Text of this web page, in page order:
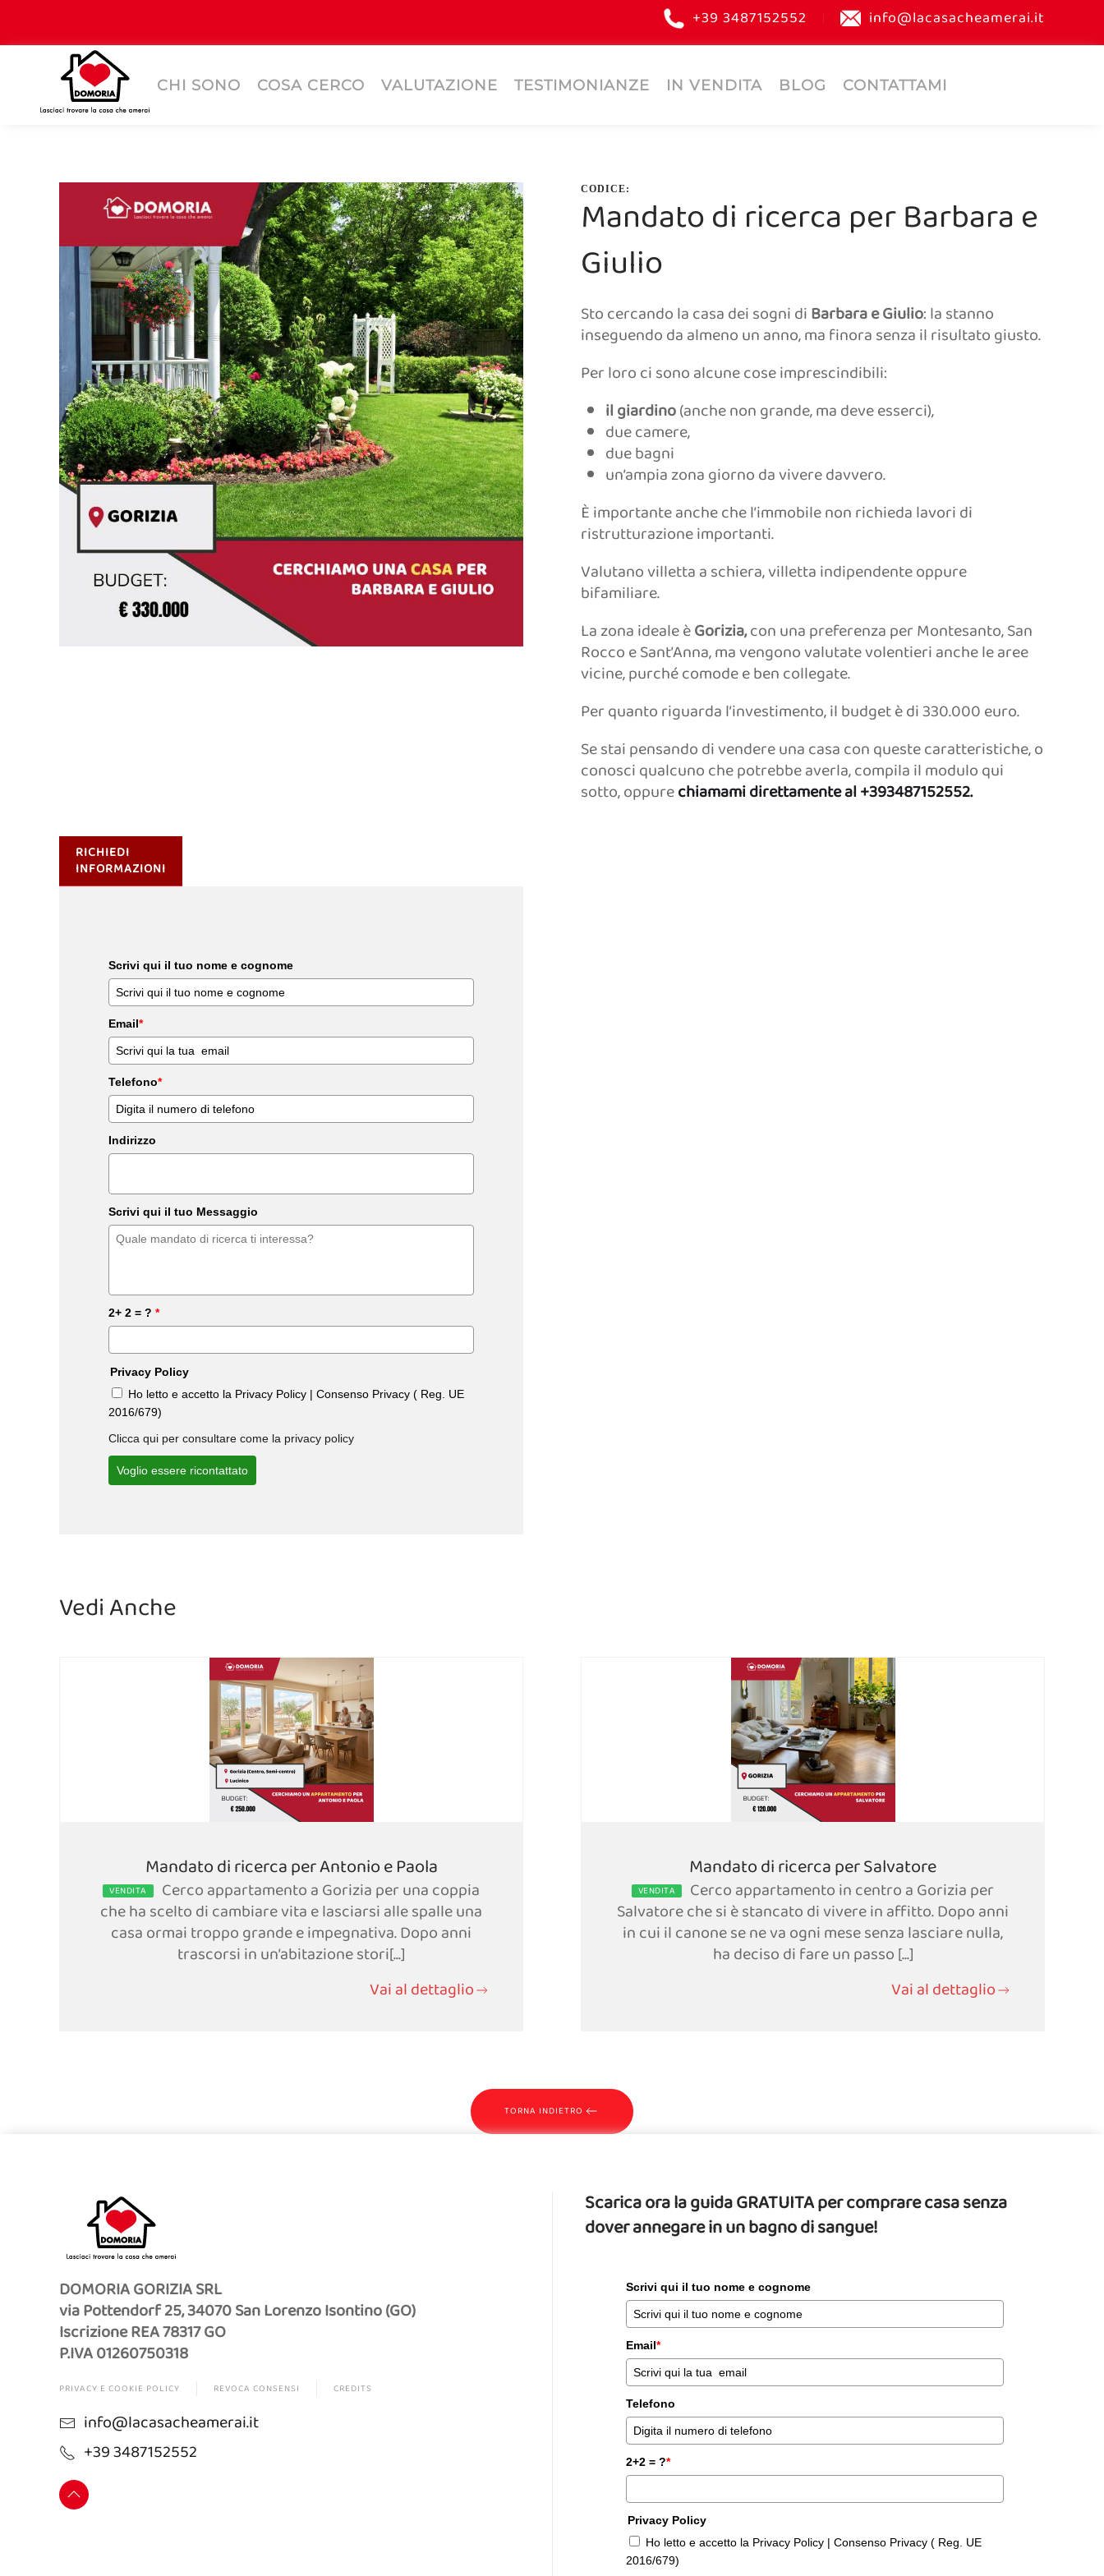
+39 3487152552 info@lacasacheamerai.it
CHI SONO COSA CERCO VALUTAZIONE TESTIMONIANZE IN VENDITA BLOG CONTATTAMI
CODICE:
Mandato di ricerca per Barbara e
Giulio
Sto cercando la casa dei sogni diBarbara e Giulio: la stanno
inseguendo da almeno un anno, ma finora senza il risultato giusto.
Per loro ci sono alcune cose imprescindibili:
il giardino(anche non grande, ma deve esserci),
due camere,
due bagni
un’ampia zona giorno da vivere davvero.
È importante anche che l’immobile non richieda lavori di
ristrutturazione importanti.
Valutano villetta a schiera, villetta indipendente oppure
bifamiliare.
La zona ideale èGorizia,con una preferenza per Montesanto, San
Rocco e Sant’Anna, ma vengono valutate volentieri anche le aree
vicine, purché comode e ben collegate.
Per quanto riguarda l’investimento, il budget è di 330.000 euro.
Se stai pensando di vendere una casa con queste caratteristiche, o
conosci qualcuno che potrebbe averla, compila il modulo qui
sotto, oppurechiamami direttamente al +393487152552.
RICHIEDI
INFORMAZIONI
Scrivi qui il tuo nome e cognome
Email*
Telefono*
Indirizzo
Scrivi qui il tuo Messaggio
2+ 2 = ? *
Privacy Policy
Ho letto e accetto la Privacy Policy | Consenso Privacy ( Reg. UE
2016/679)
Clicca qui per consultare come la privacy policy
Voglio essere ricontattato
Vedi Anche
Mandato di ricerca per Antonio e Paola
VENDITA Cerco appartamento a Gorizia per una coppia
che ha scelto di cambiare vita e lasciarsi alle spalle una
casa ormai troppo grande e impegnativa. Dopo anni
trascorsi in un’abitazione stori[...]
Vai al dettaglio
Mandato di ricerca per Salvatore
VENDITA Cerco appartamento in centro a Gorizia per
Salvatore che si è stancato di vivere in affitto. Dopo anni
in cui il canone se ne va ogni mese senza lasciare nulla,
ha deciso di fare un passo [...]
Vai al dettaglio
TORNA INDIETRO
DOMORIA GORIZIA SRL
via Pottendorf 25, 34070 San Lorenzo Isontino (GO)
Iscrizione REA 78317 GO
P.IVA 01260750318
PRIVACY E COOKIE POLICY REVOCA CONSENSI CREDITS
info@lacasacheamerai.it
+39 3487152552
Scarica ora la guida GRATUITA per comprare casa senza
dover annegare in un bagno di sangue!
Scrivi qui il tuo nome e cognome
Email*
Telefono
2+2 = ?*
Privacy Policy
Ho letto e accetto la Privacy Policy | Consenso Privacy ( Reg. UE
2016/679)